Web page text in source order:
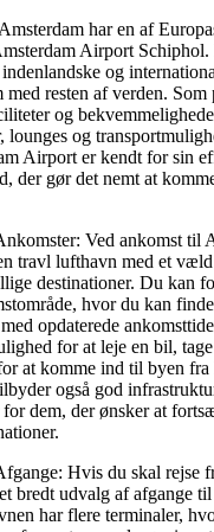
har en af
Airport
og
resten af verden. Som
og
lounges og
Airport er kendt for sin
der gør det nemt at
Ved ankomst til
travl lufthavn med et væld
destinationer. Du kan
hvor du kan finde
opdaterede
for at leje en bil,
at komme ind til byen
også god
dem, der ønsker at
Hvis du skal rejse
bredt udvalg af afgange
har flere terminaler,